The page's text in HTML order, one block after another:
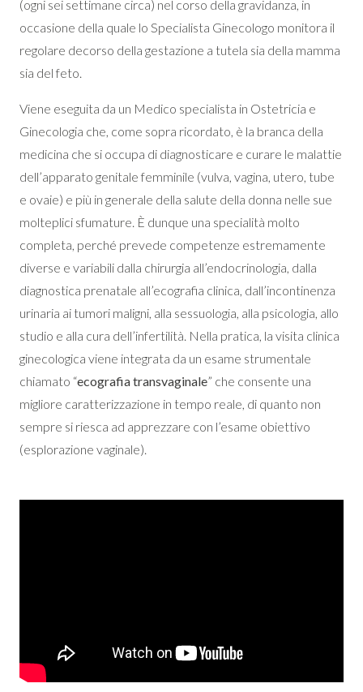
(ogni sei settimane circa) nel corso della gravidanza, in
occasione della quale lo Specialista Ginecologo monitora il
regolare decorso della gestazione a tutela sia della mamma
sia del feto.
Viene eseguita da un Medico specialista in Ostetricia e
Ginecologia che, come sopra ricordato, è la branca della
medicina che si occupa di diagnosticare e curare le malattie
dell’apparato genitale femminile (vulva, vagina, utero, tube
e ovaie) e più in generale della salute della donna nelle sue
molteplici sfumature. È dunque una specialità molto
completa, perché prevede competenze estremamente
diverse e variabili dalla chirurgia all’endocrinologia, dalla
diagnostica prenatale all’ecografia clinica, dall’incontinenza
urinaria ai tumori maligni, alla sessuologia, alla psicologia, allo
studio e alla cura dell’infertilità. Nella pratica, la visita clinica
ginecologica viene integrata da un esame strumentale
chiamato “ecografia transvaginale” che consente una
migliore caratterizzazione in tempo reale, di quanto non
sempre si riesca ad apprezzare con l’esame obiettivo
(esplorazione vaginale).